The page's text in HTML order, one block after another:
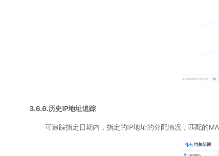
3.6.6.历史IP地址追踪
可追踪指定日期内，指定的IP地址的分配情况，匹配的